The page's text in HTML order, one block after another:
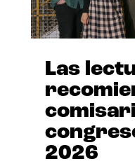
Las
2026